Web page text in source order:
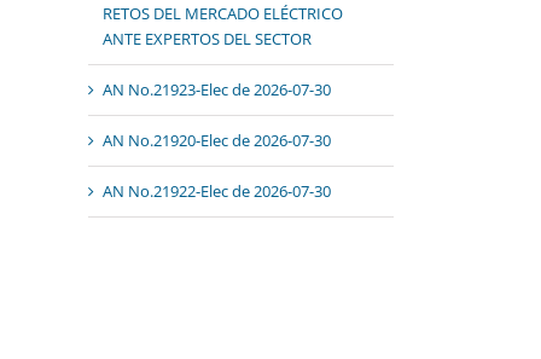
RETOS DEL MERCADO ELÉCTRICO
ANTE EXPERTOS DEL SECTOR
AN No.21923-Elec de 2026-07-30
AN No.21920-Elec de 2026-07-30
AN No.21922-Elec de 2026-07-30